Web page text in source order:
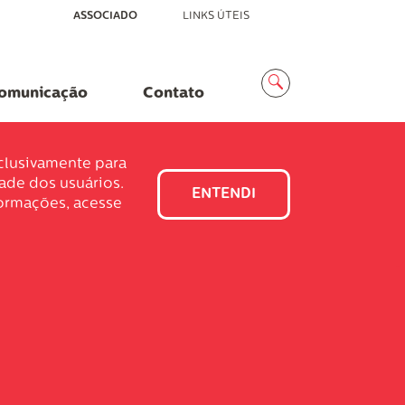
MenuASSOCIADO LINKS ÚTEIS
Contato
Busca
para
dos usuários.
acesse
ENTENDI